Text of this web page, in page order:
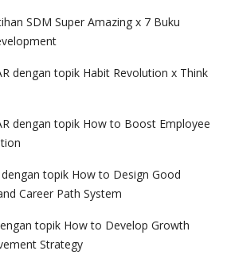
SDM Super Amazing x 7 Buku
dengan topik Habit Revolution x Think
dengan topik How to Boost Employee
dengan topik How to Design Good
Career Path System
topik How to Develop Growth
Strategy